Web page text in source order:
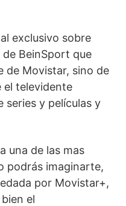
exclusivo sobre
BeinSport que
de Movistar, sino de
el televidente
series y películas y
una de las mas
podrás imaginarte,
por Movistar+,
el